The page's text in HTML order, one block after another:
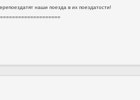
наши поезда в их поездатости!